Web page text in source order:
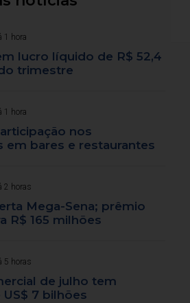
escolar.
1 hora
lucro líquido de R$ 52,4
trimestre
1 hora
nos
em bares e restaurantes
2 horas
Mega-Sena; prêmio
R$ 165 milhões
5 horas
de julho tem
7 bilhões